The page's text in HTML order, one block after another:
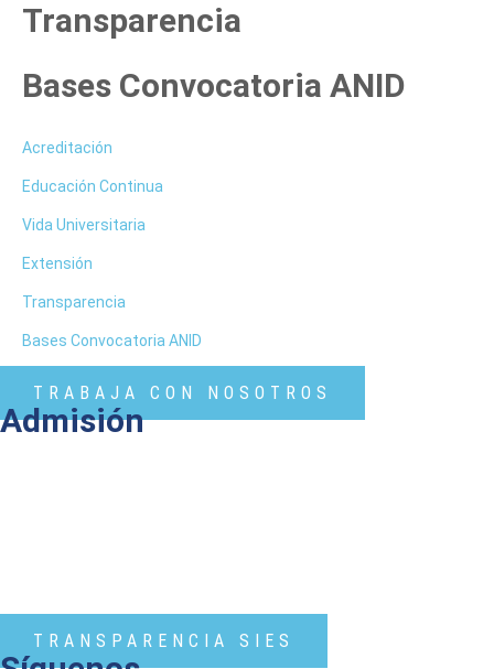
Transparencia
Bases Convocatoria ANID
Acreditación
Educación Continua
Vida Universitaria
Extensión
Transparencia
Bases Convocatoria ANID
TRABAJA CON NOSOTROS
Admisión
TRANSPARENCIA SIES